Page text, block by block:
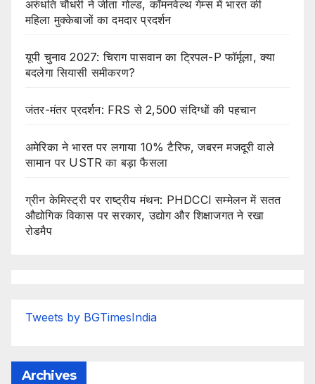
अरुंधति चौधरी ने जीता गोल्ड, कॉमनवेल्थ गेम्स में भारत की
महिला मुक्केबाजों का दमदार प्रदर्शन
यूपी चुनाव 2027: चिराग पासवान का ट्रिपल-P फॉर्मूला, क्या
बदलेगा सियासी समीकरण?
जंतर-मंतर प्रदर्शन: FRS से 2,500 संदिग्धों की पहचान
अमेरिका ने भारत पर लगाया 10% टैरिफ, जबरन मजदूरी वाले
सामान पर USTR का बड़ा फैसला
ग्रीन केमिस्ट्री पर राष्ट्रीय मंथन: PHDCCI सम्मेलन में सतत
औद्योगिक विकास पर सरकार, उद्योग और शिक्षाजगत ने रखा
रोडमैप
Tweets by BGTimesIndia
Archives